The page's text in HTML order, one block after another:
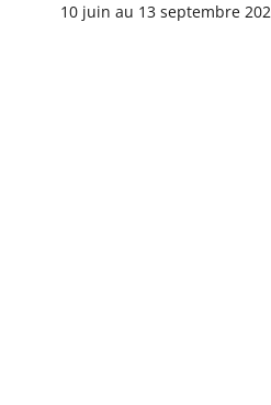
10 juin au 13 septembre